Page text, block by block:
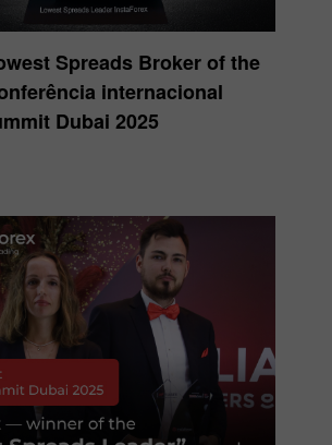
Spreads Broker of the
internacional
Dubai 2025